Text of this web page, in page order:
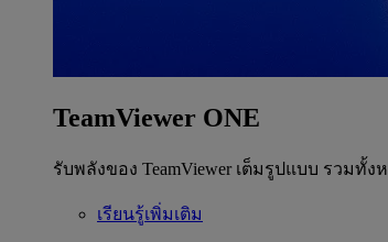
TeamViewer ONE
รับพลังของ TeamViewer เต็มรูปแบบ รวมทั้
เรียนรู้เพิ่มเติม